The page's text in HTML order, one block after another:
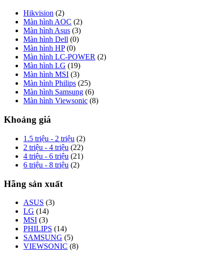
Hikvision (2)
Màn hình AOC (2)
Màn hình Asus (3)
Màn hình Dell (0)
Màn hình HP (0)
Màn hình LC-POWER (2)
Màn hình LG (19)
Màn hình MSI (3)
Màn hình Philips (25)
Màn hình Samsung (6)
Màn hình Viewsonic (8)
Khoảng giá
1.5 triệu - 2 triệu (2)
2 triệu - 4 triệu (22)
4 triệu - 6 triệu (21)
6 triệu - 8 triệu (2)
Hãng sản xuất
ASUS (3)
LG (14)
MSI (3)
PHILIPS (14)
SAMSUNG (5)
VIEWSONIC (8)